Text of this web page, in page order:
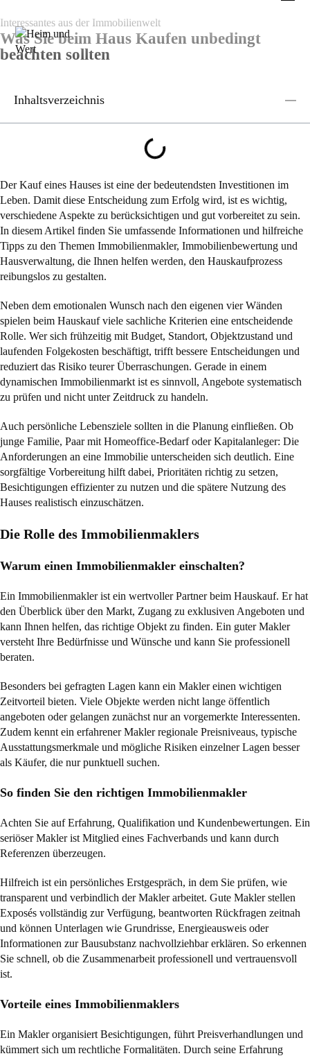
Interessantes aus der Immobilienwelt
Was Sie beim Haus Kaufen unbedingt
beachten sollten
Inhaltsverzeichnis
Der Kauf eines Hauses ist eine der bedeutendsten Investitionen im
Leben. Damit diese Entscheidung zum Erfolg wird, ist es wichtig,
verschiedene Aspekte zu berücksichtigen und gut vorbereitet zu sein.
In diesem Artikel finden Sie umfassende Informationen und hilfreiche
Tipps zu den Themen Immobilienmakler, Immobilienbewertung und
Hausverwaltung, die Ihnen helfen werden, den Hauskaufprozess
reibungslos zu gestalten.
Neben dem emotionalen Wunsch nach den eigenen vier Wänden
spielen beim Hauskauf viele sachliche Kriterien eine entscheidende
Rolle. Wer sich frühzeitig mit Budget, Standort, Objektzustand und
laufenden Folgekosten beschäftigt, trifft bessere Entscheidungen und
reduziert das Risiko teurer Überraschungen. Gerade in einem
dynamischen Immobilienmarkt ist es sinnvoll, Angebote systematisch
zu prüfen und nicht unter Zeitdruck zu handeln.
Auch persönliche Lebensziele sollten in die Planung einfließen. Ob
junge Familie, Paar mit Homeoffice-Bedarf oder Kapitalanleger: Die
Anforderungen an eine Immobilie unterscheiden sich deutlich. Eine
sorgfältige Vorbereitung hilft dabei, Prioritäten richtig zu setzen,
Besichtigungen effizienter zu nutzen und die spätere Nutzung des
Hauses realistisch einzuschätzen.
Die Rolle des Immobilienmaklers
Warum einen Immobilienmakler einschalten?
Ein Immobilienmakler ist ein wertvoller Partner beim Hauskauf. Er hat
den Überblick über den Markt, Zugang zu exklusiven Angeboten und
kann Ihnen helfen, das richtige Objekt zu finden. Ein guter Makler
versteht Ihre Bedürfnisse und Wünsche und kann Sie professionell
beraten.
Besonders bei gefragten Lagen kann ein Makler einen wichtigen
Zeitvorteil bieten. Viele Objekte werden nicht lange öffentlich
angeboten oder gelangen zunächst nur an vorgemerkte Interessenten.
Zudem kennt ein erfahrener Makler regionale Preisniveaus, typische
Ausstattungsmerkmale und mögliche Risiken einzelner Lagen besser
als Käufer, die nur punktuell suchen.
So finden Sie den richtigen Immobilienmakler
Achten Sie auf Erfahrung, Qualifikation und Kundenbewertungen. Ein
seriöser Makler ist Mitglied eines Fachverbands und kann durch
Referenzen überzeugen.
Hilfreich ist ein persönliches Erstgespräch, in dem Sie prüfen, wie
transparent und verbindlich der Makler arbeitet. Gute Makler stellen
Exposés vollständig zur Verfügung, beantworten Rückfragen zeitnah
und können Unterlagen wie Grundrisse, Energieausweis oder
Informationen zur Bausubstanz nachvollziehbar erklären. So erkennen
Sie schnell, ob die Zusammenarbeit professionell und vertrauensvoll
ist.
Vorteile eines Immobilienmaklers
Ein Makler organisiert Besichtigungen, führt Preisverhandlungen und
kümmert sich um rechtliche Formalitäten. Durch seine Erfahrung